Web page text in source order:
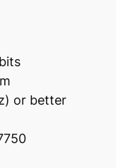
or better